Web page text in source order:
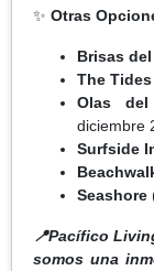
✨ Otras
Brisas del
The Tides
Olas
diciembre
Surfside
Seashore
📍Pacífico
somos una